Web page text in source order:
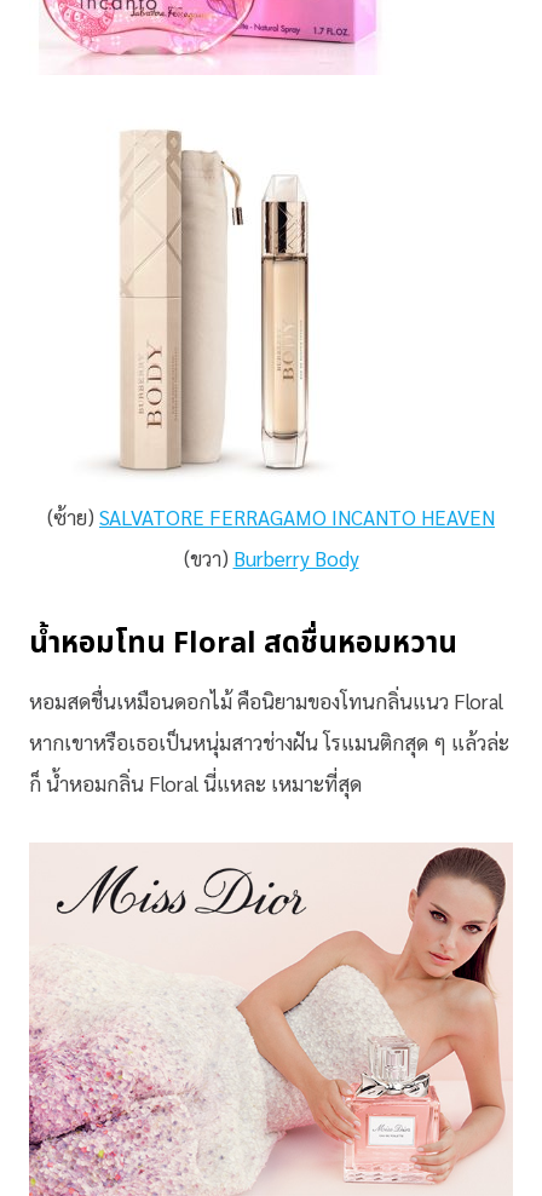
(ซ้าย) SALVATORE FERRAGAMO INCANTO HEAVEN
(ขวา) Burberry Body
น้ำหอมโทน Floral สดชื่นหอมหวาน
หอมสดชื่นเหมือนดอกไม้ คือนิยามของโทนกลิ่นแนว Floral
หากเขาหรือเธอเป็นหนุ่มสาวช่างฝัน โรแมนติกสุด ๆ แล้วล่ะ
ก็ น้ำหอมกลิ่น Floral นี่แหละ เหมาะที่สุด